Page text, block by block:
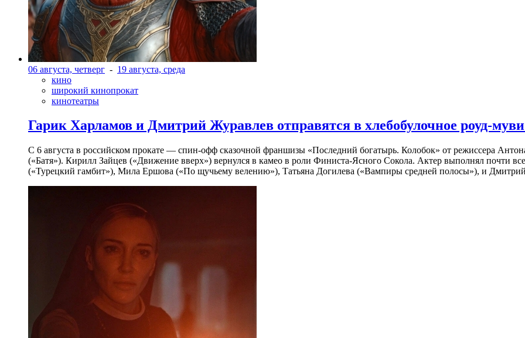
06 августа, четверг - 19 августа, среда
кино
широкий кинопрокат
кинотеатры
Гарик Харламов и Дмитрий Журавлев отправятся в хлебобулочное роуд-
С 6 августа в российском прокате — спин-офф сказочной франшизы «Последний богатырь. Колобок» от режиссера
(«Батя»). Кирилл Зайцев («Движение вверх») вернулся в камео в роли Финиста-Ясного Сокола. Актер выполнял почти
(«Турецкий гамбит»), Мила Ершова («По щучьему велению»), Татьяна Догилева («Вампиры средней полосы»), и